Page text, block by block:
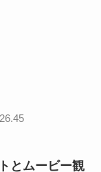
とムービー観